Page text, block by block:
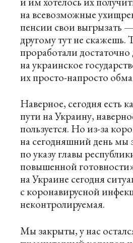
на всевозможные
пенсии свои выгрызать
другому тут не скажешь.
проработали
на украинское
их просто-напросто
Наверное, сегодня есть
пути на Украину,
пользуется. Но из-за
на сегодняшний день мы
по указу главы
повышенной
на Украине сегодня
с коронавирусной
неконтролируемая.
Мы закрыты, у нас